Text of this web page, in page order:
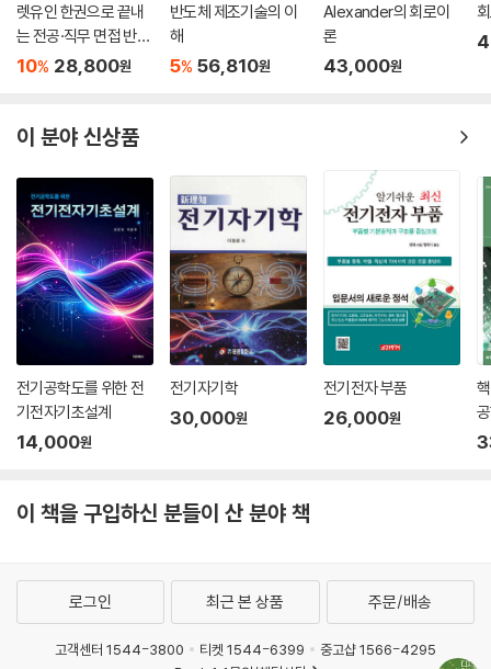
7.1 래치
7.1.1 SR 래치
7.1.2 D 래치
7.2.1 D 플립-플롭
7.2.3 JK 플립-플롭
7.2.4 T 플립-플롭
7.2.5 비동기적 입력 신호들
7.2.6 플립-플롭의 타이밍 특성
7.3 순차회로의 분석
7.3.1 D 플립-플롭이 포함된 순차회로의 분석
7.3.2 JK 플립-플롭이 포함된 순차회로의 분석
7.3.3 T 플립-플롭이 포함된 순차회로의 분석
7.4 순차회로의 설계
7.4.1 D 플립-플롭을 이용한 순차회로의 설계
7.4.2 JK 플립-플롭을 이용한 순차회로의 설계
기본문제
연습문제
CHAPTER 08 카운터 및 레지스터
8.1 비동기식 카운터
8.1.1 2-비트 리플 카운터
8.1.2 4-비트 리플 카운터
렛유인 한권으로 끝내
는 전공·직무 면접 반도
체 이론편
10% 28,800원
반도체 제조기술의 이
해
5% 56,810원
Alexander의 회로이
론
43,000원
이 분야 신상품
전기공학도를 위한 전
기전자기초설계
14,000원
전기자기학
30,000원
전기전자 부품
26,000원
이 책을 구입하신 분들이 산 분야 책
로그인 최근 본 상품 주문/배송
고객센터 1544-3800 티켓 1544-6399
중고샵 1566-4295